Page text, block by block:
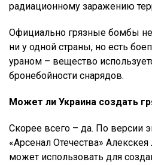
радиационному заражению
Официально грязные бомбы
ни у одной страны, но есть
ураном – вещество
бронебойности снарядов.
Может ли Украина создать
Скорее всего – да. По версии
«Арсенал Отечества»
может использовать для